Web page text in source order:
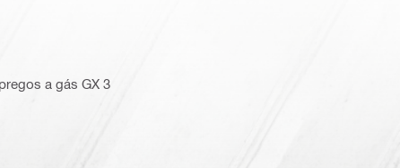
a gás GX 3